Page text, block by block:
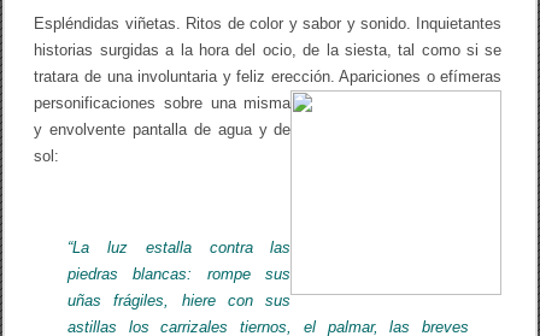
Espléndidas viñetas. Ritos de color y sabor y sonido. Inquietantes
historias surgidas a la hora del ocio, de la siesta, tal como si se
tratara de una involuntaria y feliz erección. Apariciones o efímeras
personificaciones sobre una misma
y envolvente pantalla de agua y de
sol:
“La luz estalla contra las
piedras blancas: rompe sus
uñas frágiles, hiere con sus
astillas los carrizales tiernos, el palmar, las breves